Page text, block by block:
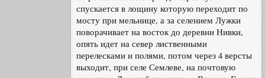
спускается в лощину которую переходит по
мосту при мельнице, а за селением Лужки
поворачивает на восток до деревни Нивки,
опять идет на север лиственными
перелесками и полями, потом через 4 версты
выходит, при селе Семлеве, на почтовую